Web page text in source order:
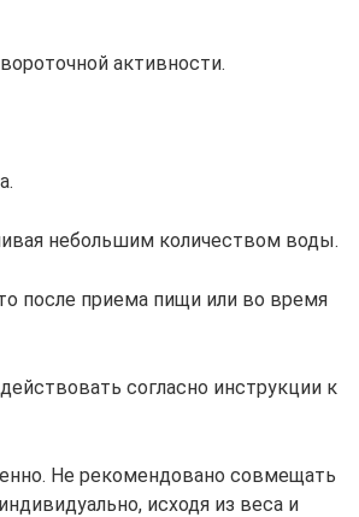
активности.
небольшим количеством воды.
после приема пищи или во время
согласно инструкции к
Не рекомендовано совмещать
исходя из веса и